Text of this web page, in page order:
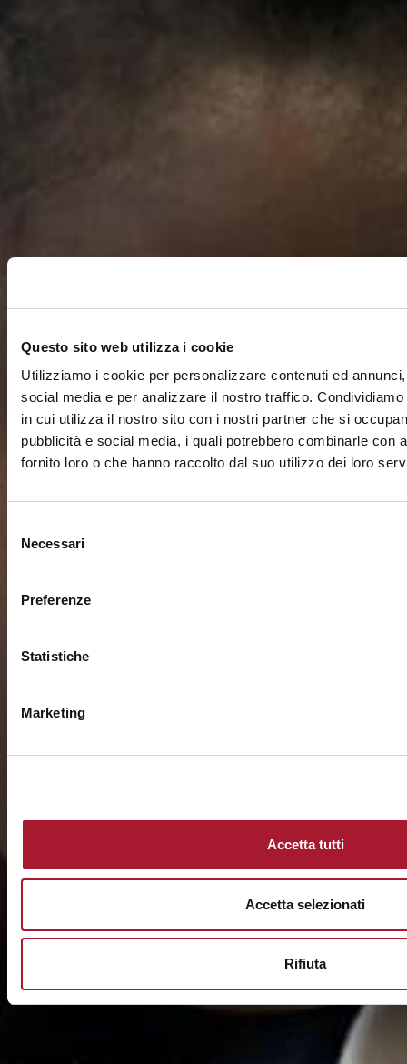
Questo sito web utilizza i cookie
Utilizziamo i cookie per personalizzare contenuti ed
social media e per analizzare il nostro traffico.
in cui utilizza il nostro sito con i nostri partner che si
pubblicità e social media, i quali potrebbero combinarle con
fornito loro o che hanno raccolto dal suo utilizzo dei loro
delNecessari
Preferenze
Statistiche
Marketing
Accetta tutti
Accetta selezionati
Rifiuta